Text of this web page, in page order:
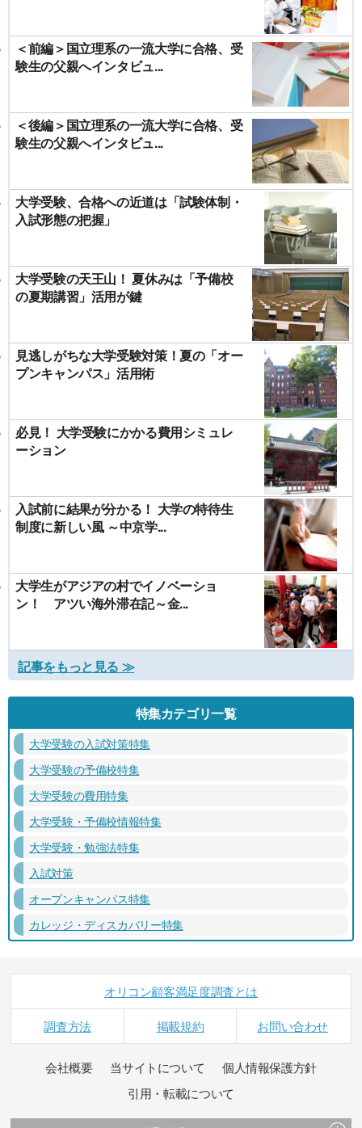
＜前編＞国立理系の一流大学に合格、受
験生の父親へインタビュ...
＜後編＞国立理系の一流大学に合格、受
験生の父親へインタビュ...
大学受験、合格への近道は「試験体制・
入試形態の把握」
大学受験の天王山！ 夏休みは「予備校
の夏期講習」活用が鍵
見逃しがちな大学受験対策！夏の「オー
プンキャンパス」活用術
必見！ 大学受験にかかる費用シミュレ
ーション
入試前に結果が分かる！ 大学の特待生
制度に新しい風 ～中京学...
大学生がアジアの村でイノベーショ
ン！ アツい海外滞在記～金...
記事をもっと見る ≫
特集カテゴリ一覧
大学受験の入試対策特集
大学受験の予備校特集
大学受験の費用特集
大学受験・予備校情報特集
大学受験・勉強法特集
入試対策
オープンキャンパス特集
カレッジ・ディスカバリー特集
オリコン顧客満足度調査とは
調査方法 掲載規約 お問い合わせ
会社概要 当サイトについて
個人情報保護方針
引用・転載について